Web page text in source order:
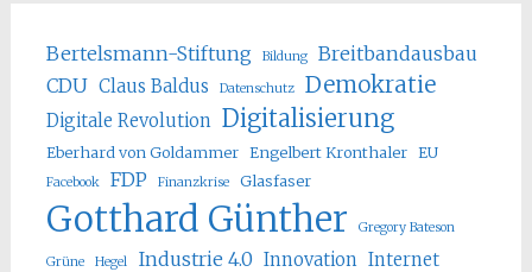
Bertelsmann-Stiftung Bildung
Breitbandausbau
CDU Claus Baldus Datenschutz Demokratie
Digitale Revolution Digitalisierung
Eberhard von Goldammer Engelbert Kronthaler EU
Facebook FDP Finanzkrise Glasfaser
Gotthard Günther Gregory Bateson
Grüne Hegel Industrie 4.0 Innovation Internet